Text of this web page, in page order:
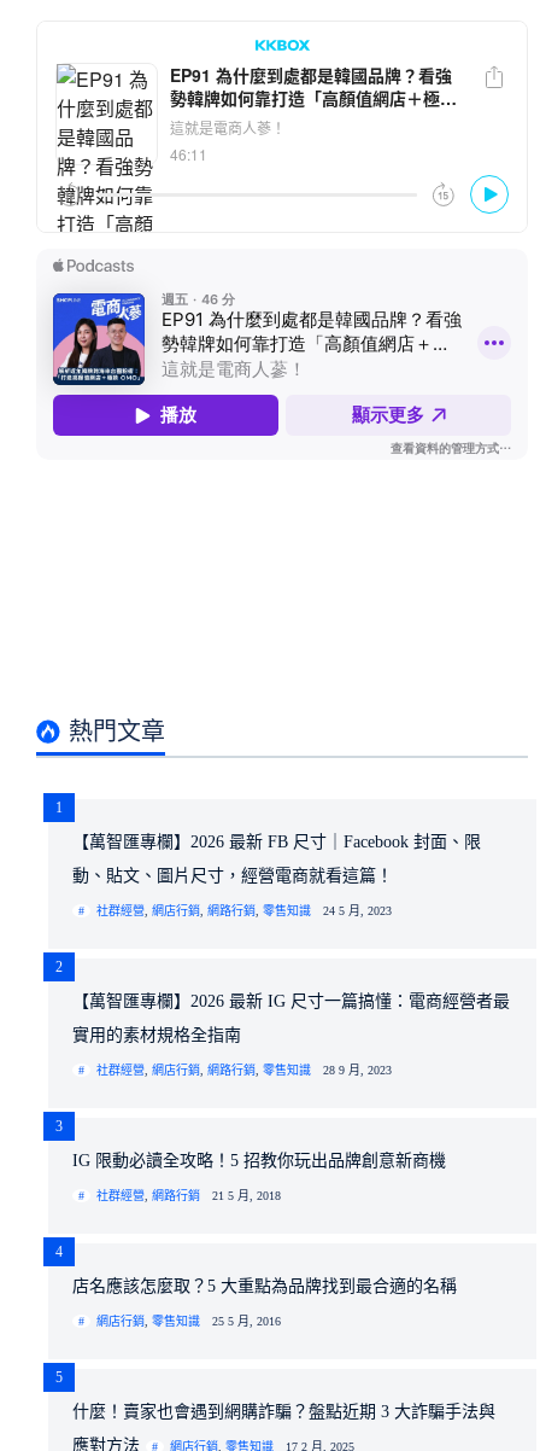
熱門文章
1
【萬智匯專欄】2026 最新 FB 尺寸｜Facebook 封面、限
動、貼文、圖片尺寸，經營電商就看這篇！
社群經營, 網店行銷, 網路行銷, 零售知識 24 5 月, 2023
2
【萬智匯專欄】2026 最新 IG 尺寸一篇搞懂：電商經營者最
實用的素材規格全指南
社群經營, 網店行銷, 網路行銷, 零售知識 28 9 月, 2023
3
IG 限動必讀全攻略！5 招教你玩出品牌創意新商機
社群經營, 網路行銷 21 5 月, 2018
4
店名應該怎麼取？5 大重點為品牌找到最合適的名稱
網店行銷, 零售知識 25 5 月, 2016
5
什麼！賣家也會遇到網購詐騙？盤點近期 3 大詐騙手法與
應對方法
網店行銷, 零售知識 17 2 月, 2025